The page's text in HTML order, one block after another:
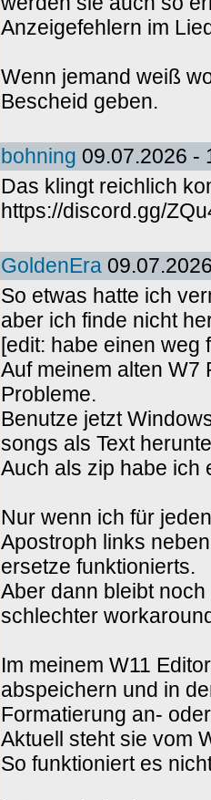
Anzeigefehlern im
Wenn jemand weiß
Bescheid geben.
bohning 09.07.2026 -
Das klingt reichlich
https://discord.gg/
GoldenEra
So etwas hatte ich
aber ich finde nicht
[edit: habe einen weg
Auf meinem alten W7
Probleme.
Benutze jetzt
songs als Text
Auch als zip habe ich
Nur wenn ich für
Apostroph links
ersetze funktionierts.
Aber dann bleibt
schlechter
Im meinem W11
abspeichern und in
Formatierung an-
Aktuell steht sie vom
So funktioniert es